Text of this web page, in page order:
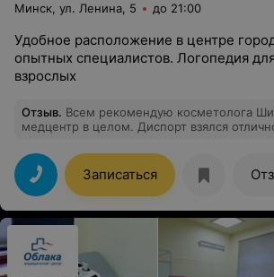
Минск, ул. Ленина, 5 до 21:00
Удобное расположение в центре
опытных специалистов. Логопедия
взрослых
Отзыв. Всем рекомендую косметолога
медцентр в целом. Диспорт взялся
только результатом, но и ценой. Доктор
вопросу как настоящий профессионал -
процедуру не первый раз, есть с чем
записалась к нему на губы и плазмолифтинг
Записаться